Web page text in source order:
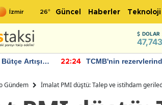
26° Güncel Haberler Teknoloji
DOLAR
Artışı
22:24
TCMB'nin
Gündem İmalat PMI düştü: Talep ve istihdam